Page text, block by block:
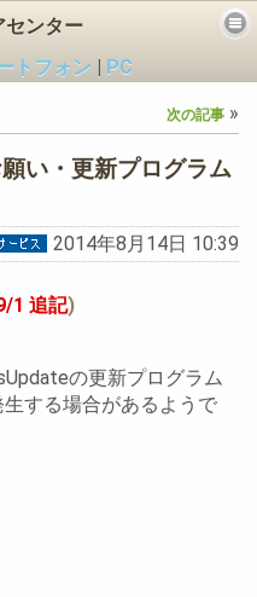
センター
トフォン
PC
次の記事 »
い・更新プログラム
2014年8月14日 10:39
1 追記)
の更新プログラム
する場合があるようで